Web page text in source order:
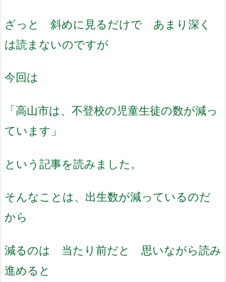
ざっと 斜めに見るだけで あまり深く
は読まないのですが
今回は
「高山市は、不登校の児童生徒の数が減っ
ています」
という記事を読みました。
そんなことは、出生数が減っているのだ
から
減るのは 当たり前だと 思いながら読み
進めると